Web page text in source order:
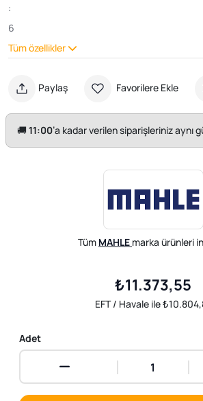
:
6
Tüm özellikler
Paylaş Favorilere Ekle
🚚11:00’a kadar verilen siparişleriniz aynı
Tüm MAHLE marka ürünleri
₺11.373,55
EFT / Havale ile
Adet